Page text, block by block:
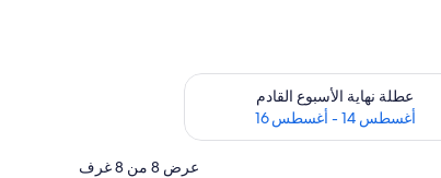
7 - أغسطس 9
عطلة نهاية الأسبوع القادم
أغسطس 14 - أغسطس 16
التوفر لعطلة نهاية الأسبوع القادم للفترة أغسطس 14 - أغسطس 16
عرض 8 من 8 غرف